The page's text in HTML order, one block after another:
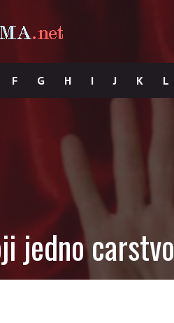
F G H I J K L
jedno carstvo